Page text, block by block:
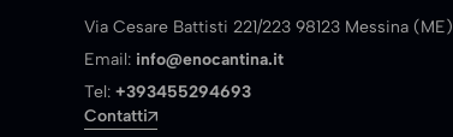
Via Cesare Battisti 221/223 98123 Messina (ME)
Email: info@enocantina.it
Tel: +393455294693
Contatti